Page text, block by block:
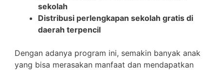
sekolah
Distribusi perlengkapan sekolah gratis di
daerah terpencil
Dengan adanya program ini, semakin banyak anak
yang bisa merasakan manfaat dan mendapatkan